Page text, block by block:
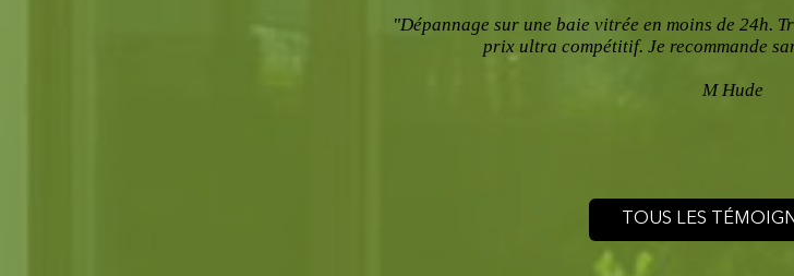
"Dépannage sur une baie vitrée en moins de 24h.
prix ultra compétitif. Je recommande
M Hude
TOUS LES